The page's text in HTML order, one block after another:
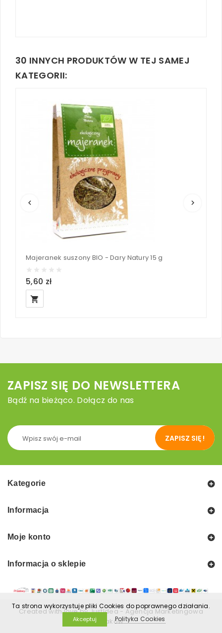
Ta strona wykorzystuje pliki Cookies do poprawnego działania.
Akceptuj Polityka Cookies
30 INNYCH PRODUKTÓW W TEJ SAMEJ
KATEGORII:
keyboard_arrow_left keyboard_arrow_right
Majeranek suszony BIO - Dary Natury 15 g
5,60 zł
local_grocery_store
ZAPISZ SIĘ DO NEWSLETTERA
Bądź na bieżąco. Dołącz do nas
ZAPISZ SIĘ !
Kategorie
Informacja
Moje konto
Informacja o sklepie
Created with love byJustIdea- Agencja Marketingowa
Kraków